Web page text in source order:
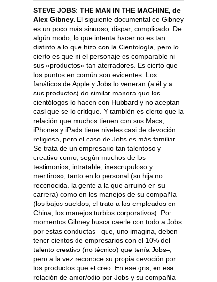
STEVE JOBS: THE MAN IN THE MACHINE, de
Alex Gibney. El siguiente documental de Gibney
es un poco más sinuoso, dispar, complicado. De
algún modo, lo que intenta hacer no es tan
distinto a lo que hizo con la Cientología, pero lo
cierto es que ni el personaje es comparable ni
sus «productos» tan aterradores. Es cierto que
los puntos en común son evidentes. Los
fanáticos de Apple y Jobs lo veneran (a él y a
sus productos) de similar manera que los
cientólogos lo hacen con Hubbard y no aceptan
casi que se lo critique. Y también es cierto que la
relación que muchos tienen con sus Macs,
iPhones y iPads tiene niveles casi de devoción
religiosa, pero el caso de Jobs es más familiar.
Se trata de un empresario tan talentoso y
creativo como, según muchos de los
testimonios, intratable, inescrupuloso y
mentiroso, tanto en lo personal (su hija no
reconocida, la gente a la que arruinó en su
carrera) como en los manejos de su compañía
(los bajos sueldos, el trato a los empleados en
China, los manejos turbios corporativos). Por
momentos Gibney busca caerle con todo a Jobs
por estas conductas –que, uno imagina, deben
tener cientos de empresarios con el 10% del
talento creativo (no técnico) que tenía Jobs–,
pero a la vez reconoce su propia devoción por
los productos que él creó. En ese gris, en esa
relación de amor/odio por Jobs y su compañía